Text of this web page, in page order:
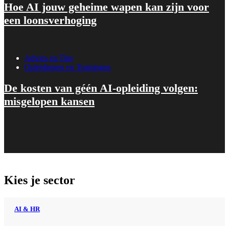
Hoe AI jouw geheime wapen kan zijn voor
een loonsverhoging
Advies en Tips
Opleidingen en Trainingen
De kosten van géén AI-opleiding volgen:
misgelopen kansen
Kies je sector
AI & HR